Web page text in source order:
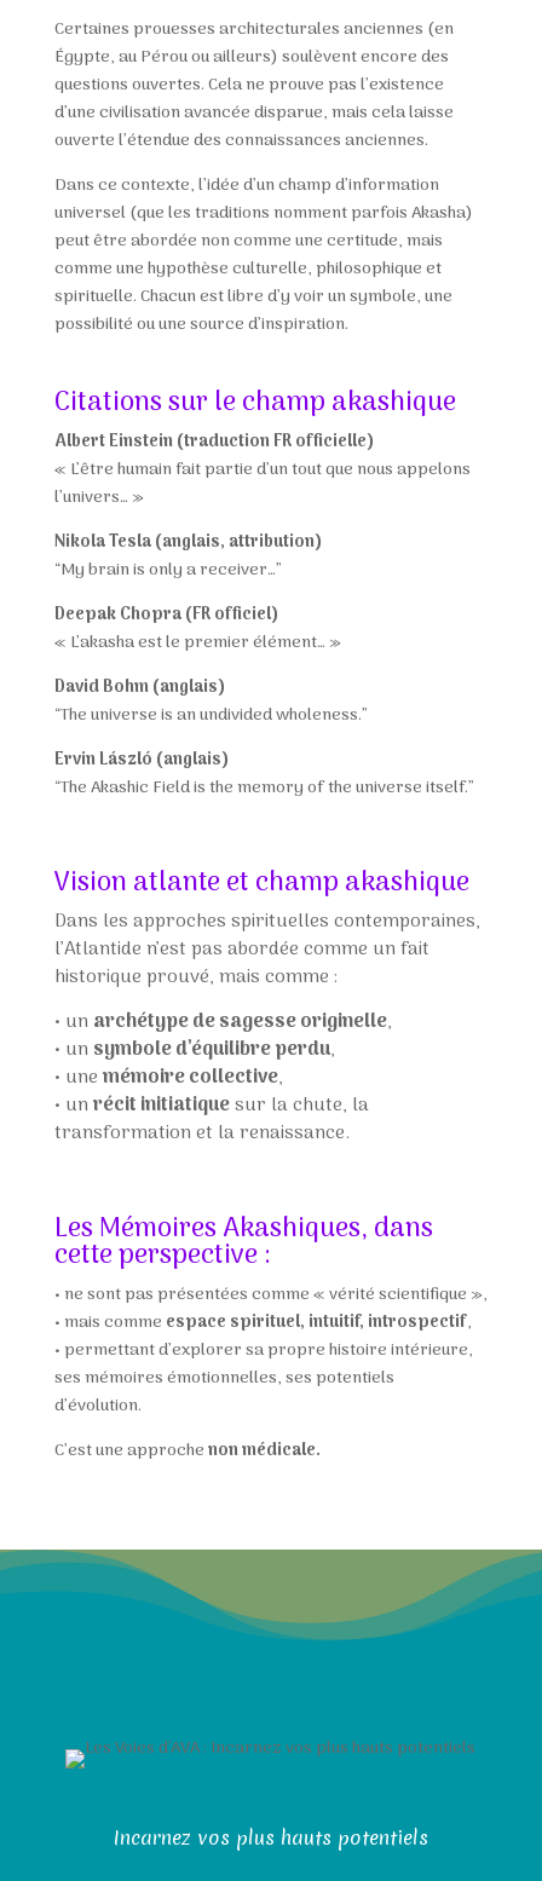
Certaines prouesses architecturales anciennes (en
Égypte, au Pérou ou ailleurs) soulèvent encore des
questions ouvertes. Cela ne prouve pas l’existence
d’une civilisation avancée disparue, mais cela laisse
ouverte l’étendue des connaissances anciennes.
Dans ce contexte, l’idée d’un champ d’information
universel (que les traditions nomment parfois Akasha)
peut être abordée non comme une certitude, mais
comme une hypothèse culturelle, philosophique et
spirituelle. Chacun est libre d’y voir un symbole, une
possibilité ou une source d’inspiration.
Citations sur le champ akashique
Albert Einstein (traduction FR officielle)
« L’être humain fait partie d’un tout que nous appelons
l’univers… »
Nikola Tesla (anglais, attribution)
“My brain is only a receiver…”
Deepak Chopra (FR officiel)
« L’akasha est le premier élément… »
David Bohm (anglais)
“The universe is an undivided wholeness.”
Ervin László (anglais)
“The Akashic Field is the memory of the universe itself.”
Vision atlante et champ akashique
Dans les approches spirituelles contemporaines,
l’Atlantide n’est pas abordée comme un fait
historique prouvé, mais comme :
• unarchétype de sagesse originelle,
• unsymbole d’équilibre perdu,
• unemémoire collective,
• unrécit initiatiquesur la chute, la
transformation et la renaissance.
Les Mémoires Akashiques, dans
cette perspective :
• ne sont pas présentées comme « vérité scientifique »,
•mais comme espace spirituel, intuitif, introspectif,
• permettant d’explorer sa propre histoire intérieure,
ses mémoires émotionnelles, ses potentiels
d’évolution.
C’est une approchenon médicale.
Incarnez vos plus hauts potentiels